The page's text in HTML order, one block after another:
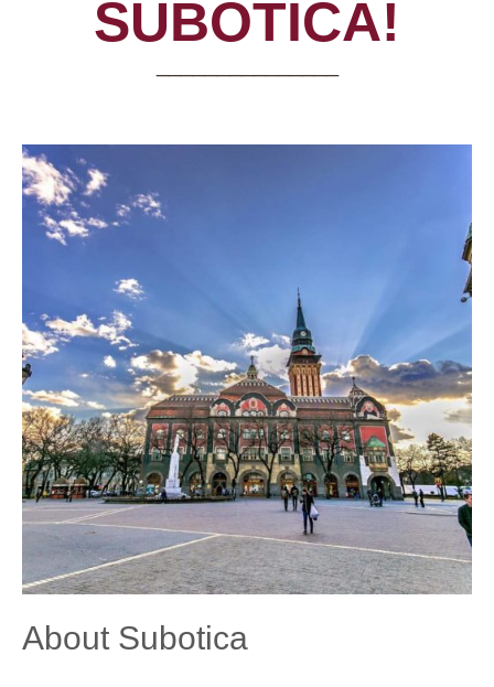
SUBOTICA!
About Subotica